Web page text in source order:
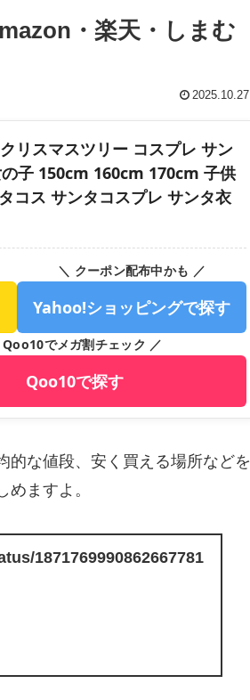
・楽天・しまむ
2025.10.27
リスマスツリー コスプレ サン
子 150cm 160cm 170cm 子供
コス サンタコスプレ サンタ衣
＼ クーポン配布中かも ／
Yahoo!ショッピングで探す
Qoo10でメガ割チェック ／
Qoo10で探す
的な値段、安く買える場所などを
ますよ。
1871769990862667781